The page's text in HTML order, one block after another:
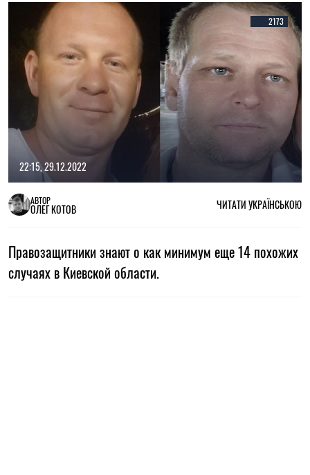
2173
22:15, 29.12.2022
АВТОР
ОЛЕГ КОТОВ ЧИТАТИ УКРАЇНСЬКОЮ
Правозащитники знают о как минимум еще 14 похожих
случаях в Киевской области.